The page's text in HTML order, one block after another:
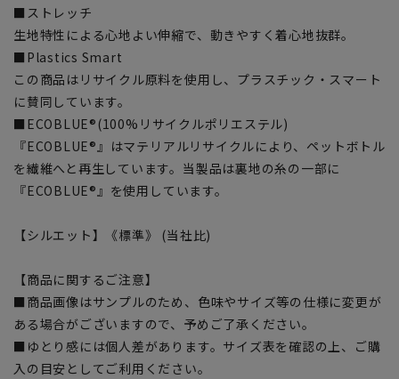
■ストレッチ
生地特性による心地よい伸縮で、動きやすく着心地抜群。
■Plastics Smart
この商品はリサイクル原料を使用し、プラスチック・スマート
に賛同しています。
■ECOBLUE®(100%リサイクルポリエステル)
『ECOBLUE®』はマテリアルリサイクルにより、ペットボトル
を繊維へと再生しています。当製品は裏地の糸の一部に
『ECOBLUE®』を使用しています。
【シルエット】《標準》 (当社比)
【商品に関するご注意】
■商品画像はサンプルのため、色味やサイズ等の仕様に変更が
ある場合がございますので、予めご了承ください。
■ゆとり感には個人差があります。サイズ表を確認の上、ご購
入の目安としてご利用ください。